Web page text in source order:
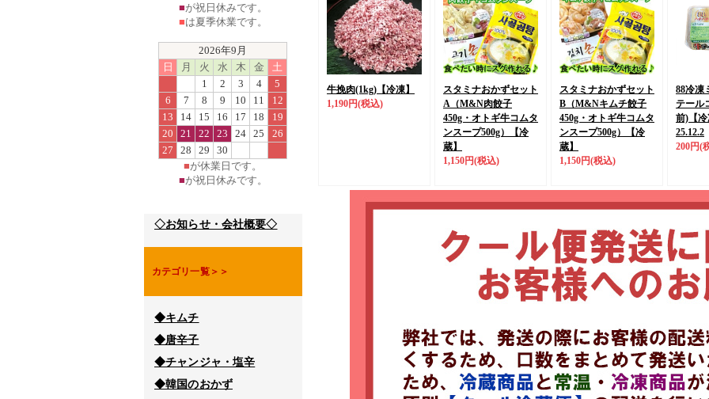
■が祝日休みです。
■は夏季休業です。
2026年9月
日
月 火 水 木 金
土
1
2 3 4
5
6
7 8 9 10 11
12
13
14 15 16 17 18
19
20
21 22 23 24 25
26
27
28 29
30
■が休業日です。
■が祝日休みです。
◇お知らせ・会社概要◇
カテゴリ一覧＞＞
◆キムチ
◆唐辛子
◆チャンジャ・塩辛
◆韓国のおかず
牛挽肉(1kg) 【冷凍】
1,190円(税込)
スタミナおかずセット
A （M&N肉餃子
450g・オトギ牛コムタ
ンスープ500g）
【冷
蔵】
1,150円(税込)
スタミナおかずセット
B （M&Nキムチ餃子
450g・オトギ牛コムタ
ンスープ500g）
【冷
蔵】
1,150円(税込)
88冷凍
テール
前) 【
25.12.2
200円(